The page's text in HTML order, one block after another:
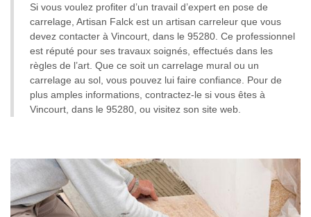
Si vous voulez profiter d’un travail d’expert en pose de
carrelage, Artisan Falck est un artisan carreleur que vous
devez contacter à Vincourt, dans le 95280. Ce professionnel
est réputé pour ses travaux soignés, effectués dans les
règles de l’art. Que ce soit un carrelage mural ou un
carrelage au sol, vous pouvez lui faire confiance. Pour de
plus amples informations, contractez-le si vous êtes à
Vincourt, dans le 95280, ou visitez son site web.